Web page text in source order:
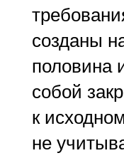
созданы
половина
собой
к
не